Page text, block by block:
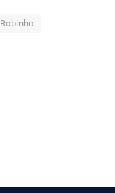
Robinho